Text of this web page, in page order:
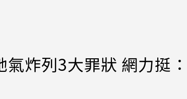
氣炸列3大罪狀 網力挺